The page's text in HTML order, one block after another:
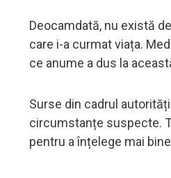
Deocamdată, nu există
care i-a curmat viața.
ce anume a dus la
Surse din cadrul
circumstanțe suspecte.
pentru a înțelege mai